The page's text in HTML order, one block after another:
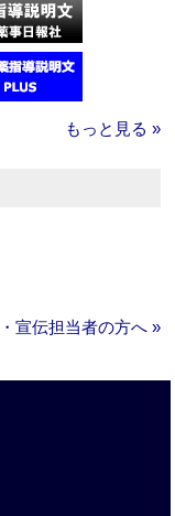
もっと見る »
宣伝担当者の方へ »